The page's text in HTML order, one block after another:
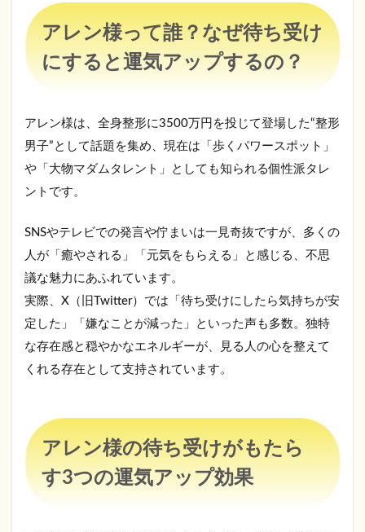
って
誰？
なぜ
待ち
受け
アッ
プす
る
の？
レ
ン
の
待
受
け
も
す3
つ
の
運
気
アレン様って誰？なぜ待ち受け
にすると運気アップするの？
アレン様は、全身整形に3500万円を投じて登場した“整形
男子”として話題を集め、現在は「歩くパワースポット」
や「大物マダムタレント」としても知られる個性派タレ
ントです。
SNSやテレビでの発言や佇まいは一見奇抜ですが、多くの
人が「癒やされる」「元気をもらえる」と感じる、不思
議な魅力にあふれています。
実際、X（旧Twitter）では「待ち受けにしたら気持ちが安
定した」「嫌なことが減った」といった声も多数。独特
な存在感と穏やかなエネルギーが、見る人の心を整えて
くれる存在として支持されています。
アレン様の待ち受けがもたら
す3つの運気アップ効果